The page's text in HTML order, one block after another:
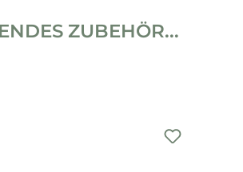
ZUBEHÖR...
überspringen